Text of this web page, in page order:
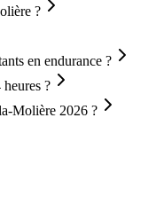
?
en endurance ?
?
Molière 2026 ?